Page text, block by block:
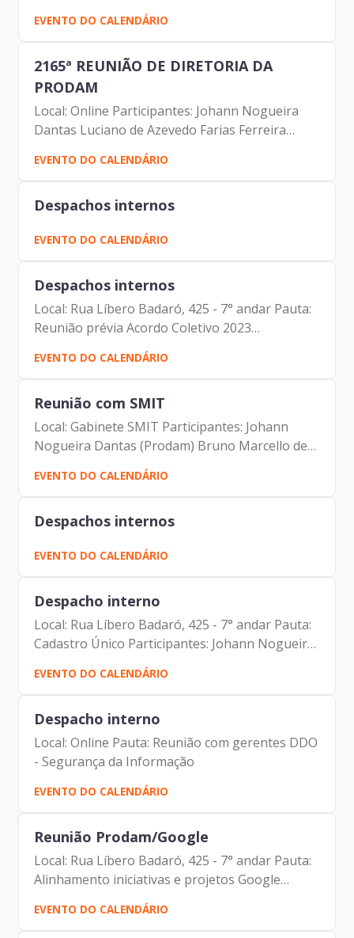
Nogueira Dantas (Prodam) Marcelo Costa Del
Bosco Amaral (Prodam) Sr. Carlos Eduardo
Fernandes (SEABAST)
EVENTO DO CALENDÁRIO
2165ª REUNIÃO DE DIRETORIA DA
PRODAM
Local: Online Participantes: Johann Nogueira
Dantas Luciano de Azevedo Farias Ferreira
Carolina Magnani Hiromoto Valdir Wilson
Lamana Fernando Josenias Vieira do
Nascimento Rubens Francisco de...
EVENTO DO CALENDÁRIO
Despachos internos
EVENTO DO CALENDÁRIO
Despachos internos
Local: Rua Líbero Badaró, 425 - 7° andar Pauta:
Reunião prévia Acordo Coletivo 2023
Participantes: Johann Nogueira Dantas Carlos
Alberto da Silva Fernando Josenias Vieira do
Nascimento Elias Fares...
EVENTO DO CALENDÁRIO
Reunião com SMIT
Local: Gabinete SMIT Participantes: Johann
Nogueira Dantas (Prodam) Bruno Marcello de
Oliveira Lima (SMIT)
EVENTO DO CALENDÁRIO
Despachos internos
EVENTO DO CALENDÁRIO
Despacho interno
Local: Rua Líbero Badaró, 425 - 7° andar Pauta:
Cadastro Único Participantes: Johann Nogueira
Dantas Carlos Roberto Ruas Junior Marcelo
Aires Antonelli Gustavo Guedes Alberto
EVENTO DO CALENDÁRIO
Despacho interno
Local: Online Pauta: Reunião com gerentes DDO
- Segurança da Informação
EVENTO DO CALENDÁRIO
Reunião Prodam/Google
Local: Rua Líbero Badaró, 425 - 7° andar Pauta:
Alinhamento iniciativas e projetos Google
Participantes: Johann Nogueira Dantas
(Prodam) Carlos Roberto Ruas Junior (Prodam)
EVENTO DO CALENDÁRIO